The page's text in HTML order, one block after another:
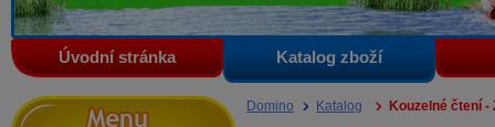
Úvodní stránka Katalog zboží
Domino Katalog Kouzelné čtení -
Menu